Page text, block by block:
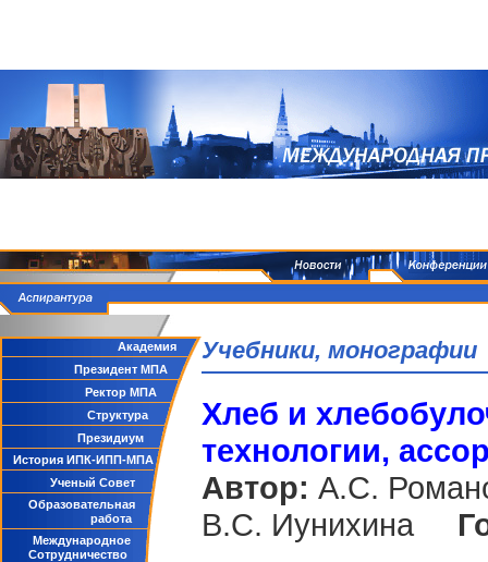
Академия
Президент МПА
Ректор МПА
Структура
Президиум
История ИПК-ИПП-МПА
Ученый Совет
Образовательная
работа
Международное
Сотрудничество
Учебники, монографии
Хлеб и
технологии,
Автор: А.С.
В.С. Иунихина